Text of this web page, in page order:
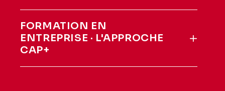
FORMATION EN
ENTREPRISE · L'APPROCHE
CAP+